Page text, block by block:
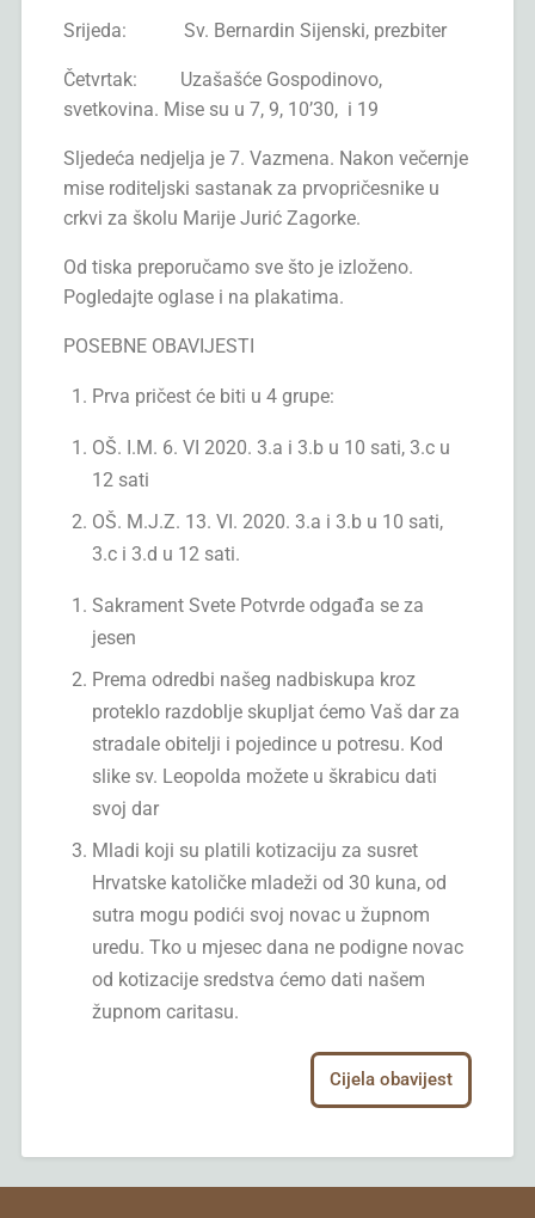
Srijeda: Sv. Bernardin Sijenski, prezbiter
Četvrtak: Uzašašće Gospodinovo,
svetkovina. Mise su u 7, 9, 10’30, i 19
Sljedeća nedjelja je 7. Vazmena. Nakon večernje
mise roditeljski sastanak za prvopričesnike u
crkvi za školu Marije Jurić Zagorke.
Od tiska preporučamo sve što je izloženo.
Pogledajte oglase i na plakatima.
POSEBNE OBAVIJESTI
Prva pričest će biti u 4 grupe:
OŠ. I.M. 6. VI 2020. 3.a i 3.b u 10 sati, 3.c u
12 sati
OŠ. M.J.Z. 13. VI. 2020. 3.a i 3.b u 10 sati,
3.c i 3.d u 12 sati.
Sakrament Svete Potvrde odgađa se za
jesen
Prema odredbi našeg nadbiskupa kroz
proteklo razdoblje skupljat ćemo Vaš dar za
stradale obitelji i pojedince u potresu. Kod
slike sv. Leopolda možete u škrabicu dati
svoj dar
Mladi koji su platili kotizaciju za susret
Hrvatske katoličke mladeži od 30 kuna, od
sutra mogu podići svoj novac u župnom
uredu. Tko u mjesec dana ne podigne novac
od kotizacije sredstva ćemo dati našem
župnom caritasu.
Cijela obavijest